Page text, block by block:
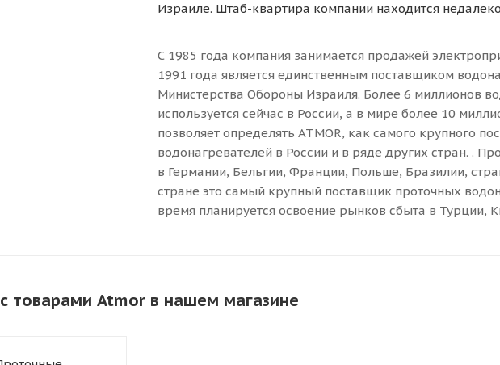
Израиле. Штаб-квартира компании находится
С 1985 года компания занимается продажей
1991 года является единственным поставщиком
Министерства Обороны Израиля. Более 6 миллионов
используется сейчас в России, а в мире более 10
позволяет определять ATMOR, как самого крупного
водонагревателей в России и в ряде других стран. .
в Германии, Бельгии, Франции, Польше, Бразилии,
стране это самый крупный поставщик проточных
время планируется освоение рынков сбыта в Турции,
товарами Atmor в нашем магазине